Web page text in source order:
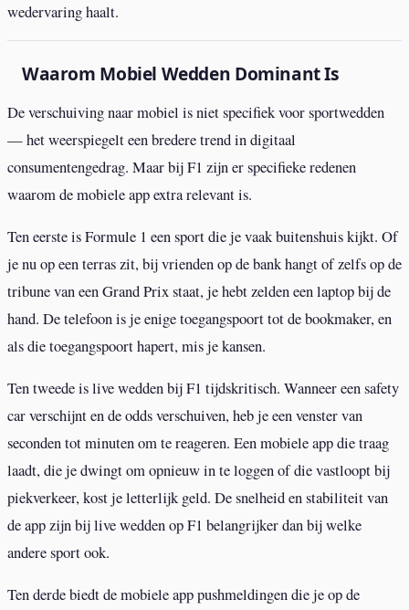
wedervaring haalt.
Waarom Mobiel Wedden Dominant Is
De verschuiving naar mobiel is niet specifiek voor sportwedden
— het weerspiegelt een bredere trend in digitaal
consumentengedrag. Maar bij F1 zijn er specifieke redenen
waarom de mobiele app extra relevant is.
Ten eerste is Formule 1 een sport die je vaak buitenshuis kijkt. Of
je nu op een terras zit, bij vrienden op de bank hangt of zelfs op de
tribune van een Grand Prix staat, je hebt zelden een laptop bij de
hand. De telefoon is je enige toegangspoort tot de bookmaker, en
als die toegangspoort hapert, mis je kansen.
Ten tweede is live wedden bij F1 tijdskritisch. Wanneer een safety
car verschijnt en de odds verschuiven, heb je een venster van
seconden tot minuten om te reageren. Een mobiele app die traag
laadt, die je dwingt om opnieuw in te loggen of die vastloopt bij
piekverkeer, kost je letterlijk geld. De snelheid en stabiliteit van
de app zijn bij live wedden op F1 belangrijker dan bij welke
andere sport ook.
Ten derde biedt de mobiele app pushmeldingen die je op de